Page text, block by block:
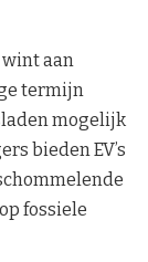
aan
termijn
mogelijk
bieden EV’s
fossiele